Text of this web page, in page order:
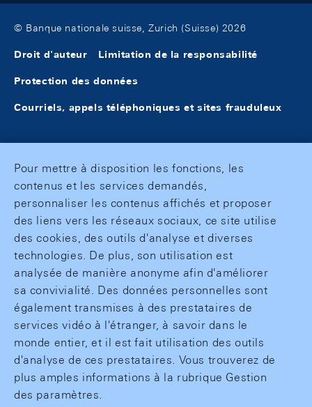
© Banque nationale suisse, Zurich (Suisse) 2026
Droit d'auteur Limitation de la responsabilité
Protection des données
Courriels, appels téléphoniques et sites frauduleux
Pour mettre à disposition les fonctions, les
contenus et les services demandés,
personnaliser les contenus affichés et proposer
des liens vers les réseaux sociaux, ce site utilise
des cookies, des outils d'analyse et diverses
technologies. De plus, son utilisation est
analysée de manière anonyme afin d'améliorer
sa convivialité. Des données personnelles sont
également transmises à des prestataires de
services vidéo à l'étranger, à savoir dans le
monde entier, et il est fait utilisation des outils
d'analyse de ces prestataires. Vous trouverez de
plus amples informations à la rubrique Gestion
des paramètres.